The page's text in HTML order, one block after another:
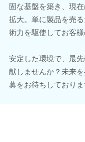
固な基盤を築き、現
拡大。単に製品を売
術力を駆使してお客様
安定した環境で、最
献しませんか？未来
募をお待ちしておりま